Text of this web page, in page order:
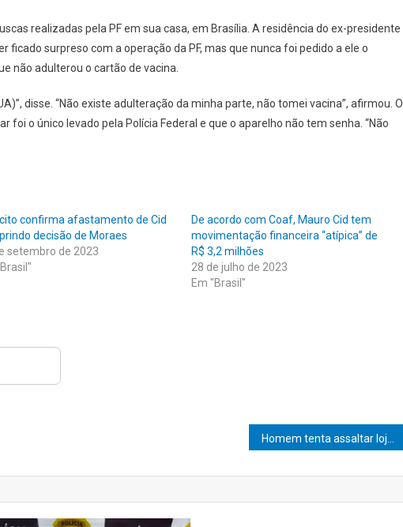
realizadas pela PF em sua casa, em Brasília. A residência do ex-presidente
ficado surpreso com a operação da PF, mas que nunca foi pedido a ele o
não adulterou o cartão de vacina.
disse. “Não existe adulteração da minha parte, não tomei vacina”, afirmou. O
o único levado pela Polícia Federal e que o aparelho não tem senha. “Não
confirma afastamento de Cid
decisão de Moraes
setembro de 2023
De acordo com Coaf, Mauro Cid tem
movimentação financeira “atípica” de
R$ 3,2 milhões
28 de julho de 2023
Em "Brasil"